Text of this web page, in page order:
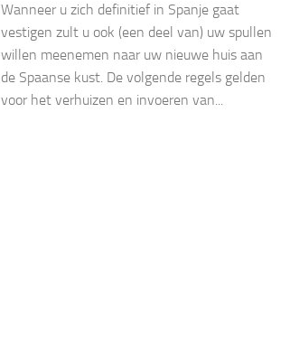
Wanneer u zich definitief in Spanje gaat
vestigen zult u ook (een deel van) uw spullen
willen meenemen naar uw nieuwe huis aan
de Spaanse kust. De volgende regels gelden
voor het verhuizen en invoeren van...